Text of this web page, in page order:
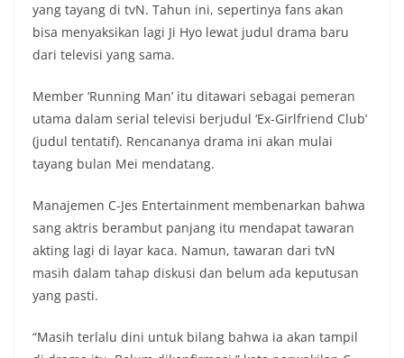
yang tayang di tvN. Tahun ini, sepertinya fans akan
bisa menyaksikan lagi Ji Hyo lewat judul drama baru
dari televisi yang sama.
Member ‘Running Man’ itu ditawari sebagai pemeran
utama dalam serial televisi berjudul ‘Ex-Girlfriend Club’
(judul tentatif). Rencananya drama ini akan mulai
tayang bulan Mei mendatang.
Manajemen C-Jes Entertainment membenarkan bahwa
sang aktris berambut panjang itu mendapat tawaran
akting lagi di layar kaca. Namun, tawaran dari tvN
masih dalam tahap diskusi dan belum ada keputusan
yang pasti.
“Masih terlalu dini untuk bilang bahwa ia akan tampil